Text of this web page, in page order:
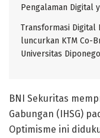
Pengalaman Digital
Transformasi Digital
luncurkan KTM Co-
Universitas
BNI Sekuritas
Gabungan (IHSG)
Optimisme ini